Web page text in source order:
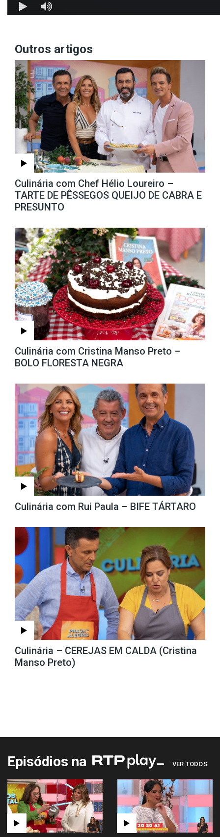
Outros artigos
Culinária com Chef Hélio Loureiro –
TARTE DE PÊSSEGOS QUEIJO DE CABRA E
PRESUNTO
Culinária com Cristina Manso Preto –
BOLO FLORESTA NEGRA
Culinária com Rui Paula – BIFE TÁRTARO
Culinária – CEREJAS EM CALDA (Cristina
Manso Preto)
Episódios na VER TODOS